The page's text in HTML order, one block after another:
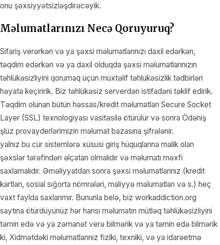
onu şəxsiyyətsizləşdirəcəyik.
Məlumatlarınızı Necə Qoruyuruq?
Sifariş verərkən və ya şəxsi məlumatlarınızı daxil edərkən,
təqdim edərkən və ya daxil olduqda şəxsi məlumatlarınızın
təhlükəsizliyini qorumaq üçün müxtəlif təhlükəsizlik tədbirləri
həyata keçiririk. Biz təhlükəsiz serverdən istifadəni təklif edirik.
Təqdim olunan bütün həssas/kredit məlumatları Secure Socket
Layer (SSL) texnologiyası vasitəsilə ötürülür və sonra Ödəniş
şlüz provayderlərimizin məlumat bazasına şifrələnir.
yalnız bu cür sistemlərə xüsusi giriş hüquqlarına malik olan
şəxslər tərəfindən əlçatan olmalıdır və məlumatı məxfi
saxlamalıdır. Əməliyyatdan sonra şəxsi məlumatlarınız (kredit
kartları, sosial sığorta nömrələri, maliyyə məlumatları və s.) heç
vaxt faylda saxlanmır. Bununla belə, biz workaddiction.org
saytına ötürdüyünüz hər hansı məlumatın mütləq təhlükəsizliyini
təmin edə və ya zəmanət verə bilmərik və ya təmin edə bilmərik
ki, Xidmətdəki məlumatlarınız fiziki, texniki, və ya idarəetmə